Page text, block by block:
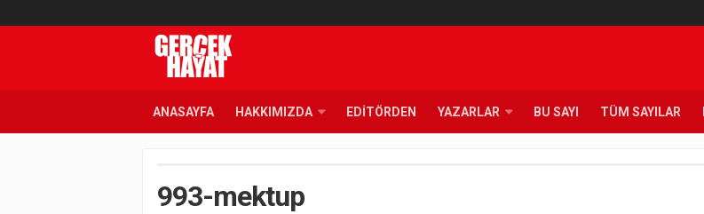
ANASAYFA HAKKIMIZDA EDITÖRDEN YAZARLAR BU SAYI TÜM SAYILAR
993-mektup